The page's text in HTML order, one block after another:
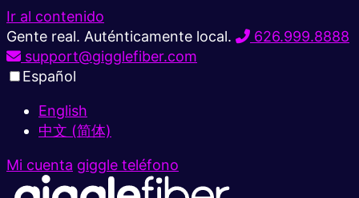
Ir al contenido
Gente real. Auténticamente local.
626.999.8888
support@gigglefiber.com
Español
English
中文 (简体)
Mi cuenta giggle teléfono